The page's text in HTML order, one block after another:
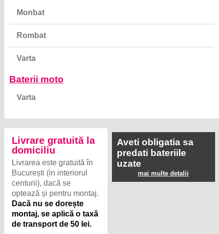
Monbat
Rombat
Varta
Baterii moto
Varta
Livrare gratuită la
domiciliu
Livrarea este gratuită în
București (in interiorul
centurii), dacă se
optează și pentru montaj.
Dacă nu se dorește
montaj, se aplică o taxă
de transport de 50 lei.
Aveti obligatia sa
predati bateriile
uzate
mai multe detalii